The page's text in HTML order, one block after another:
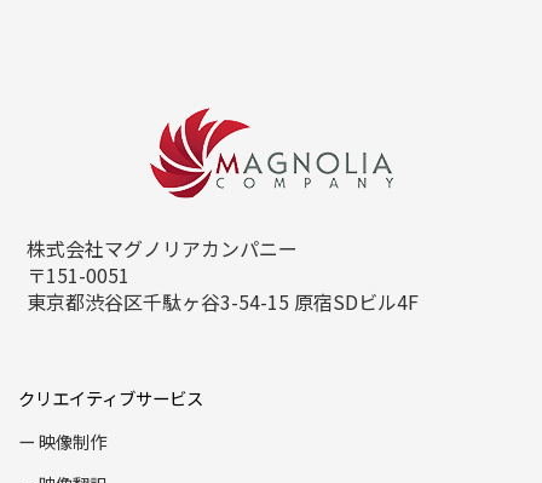
株式会社マグノリアカンパニー
〒151-0051
東京都渋谷区千駄ヶ谷3-54-15 原宿SDビル4F
クリエイティブサービス
映像制作